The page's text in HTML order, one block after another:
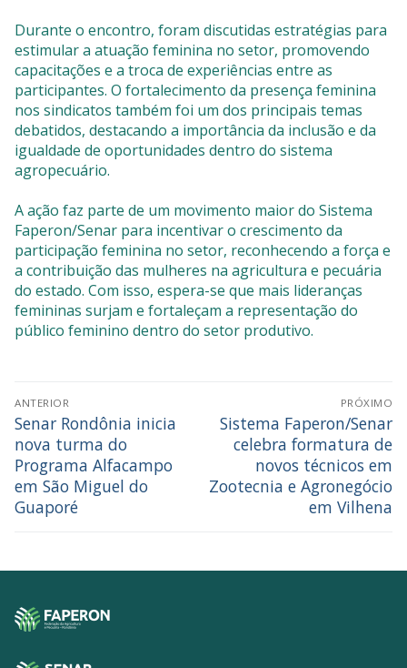
Durante o encontro, foram discutidas estratégias para
estimular a atuação feminina no setor, promovendo
capacitações e a troca de experiências entre as
participantes. O fortalecimento da presença feminina
nos sindicatos também foi um dos principais temas
debatidos, destacando a importância da inclusão e da
igualdade de oportunidades dentro do sistema
agropecuário.
A ação faz parte de um movimento maior do Sistema
Faperon/Senar para incentivar o crescimento da
participação feminina no setor, reconhecendo a força e
a contribuição das mulheres na agricultura e pecuária
do estado. Com isso, espera-se que mais lideranças
femininas surjam e fortaleçam a representação do
público feminino dentro do setor produtivo.
ANTERIOR
Senar Rondônia inicia
nova turma do
Programa Alfacampo
em São Miguel do
Guaporé
PRÓXIMO
Sistema Faperon/Senar
celebra formatura de
novos técnicos em
Zootecnia e Agronegócio
em Vilhena